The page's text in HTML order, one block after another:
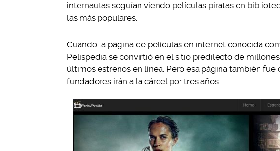
internautas seguían viendo películas piratas en
las más populares.
Cuando la página de películas en internet conocida
Pelispedia se convirtió en el sitio predilecto de
últimos estrenos en línea. Pero esa página también fue
fundadores irán a la cárcel por tres años.